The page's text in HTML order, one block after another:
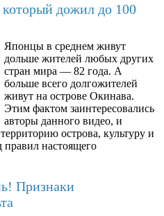
дожил до 100
Японцы в среднем живут
дольше жителей любых других
стран мира — 82 года. А
больше всего долгожителей
живут на острове Окинава.
Этим фактом заинтересовались
авторы данного видео, и
острова, культуру и
правил настоящего
Признаки